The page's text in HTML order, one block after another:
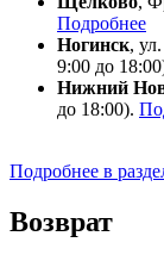
Подробнее
Ногинск,
9:00 до
Нижний
до 18:00).
Подробнее в
Возврат